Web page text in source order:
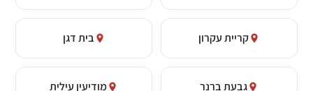
קריית עקרון בית דגן
גבעת ברנר מודיעין עילית